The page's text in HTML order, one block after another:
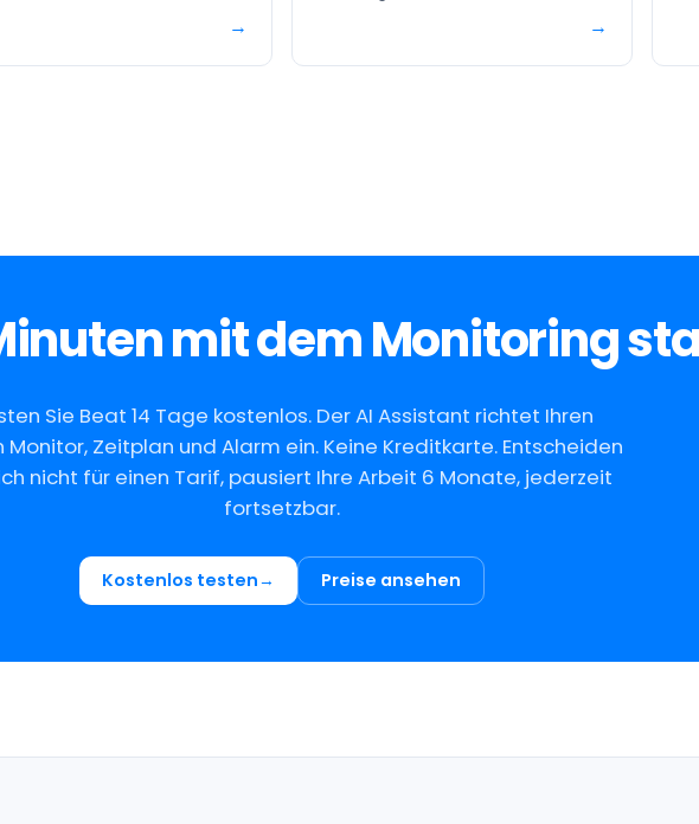
mit dem Monitoring
Sie Beat 14 Tage kostenlos. Der AI Assistant richtet Ihren
Monitor, Zeitplan und Alarm ein. Keine Kreditkarte. Entscheiden
nicht für einen Tarif, pausiert Ihre Arbeit 6 Monate, jederzeit
fortsetzbar.
Kostenlos testen Preise ansehen